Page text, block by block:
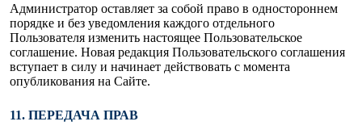
Администратор оставляет за собой право в одностороннем
порядке и без уведомления каждого отдельного
Пользователя изменить настоящее Пользовательское
соглашение. Новая редакция Пользовательского соглашения
вступает в силу и начинает действовать с момента
опубликования на Сайте.
11. ПЕРЕДАЧА ПРАВ